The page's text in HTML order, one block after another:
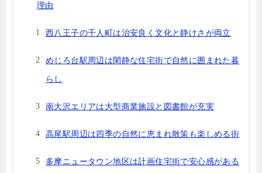
理由
西八王子の千人町は治安良く文化と静けさが両立
めじろ台駅周辺は閑静な住宅街で自然に囲まれた暮
らし
南大沢エリアは大型商業施設と図書館が充実
高尾駅周辺は四季の自然に恵まれ散策も楽しめる街
多摩ニュータウン地区は計画住宅街で安心感がある